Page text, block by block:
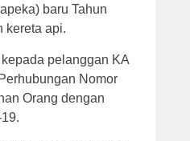
baru Tahun
kereta api.
pelanggan KA
Nomor
Orang dengan